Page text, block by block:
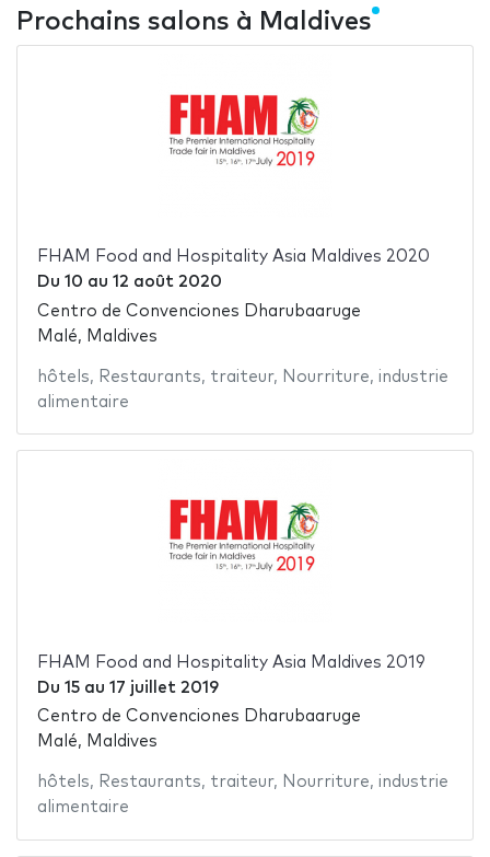
Prochains salons à Maldives
FHAM Food and Hospitality Asia Maldives 2020
Du 10 au 12 août 2020
Centro de Convenciones Dharubaaruge
Malé, Maldives
hôtels, Restaurants, traiteur, Nourriture, industrie
alimentaire
FHAM Food and Hospitality Asia Maldives 2019
Du 15au 17 juillet 2019
Centro de Convenciones Dharubaaruge
Malé, Maldives
hôtels, Restaurants, traiteur, Nourriture, industrie
alimentaire